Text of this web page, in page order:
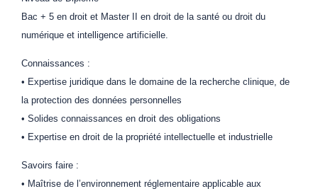
Bac + 5 en droit et Master II en droit de la santé ou droit du
numérique et intelligence artificielle.
Connaissances :
• Expertise juridique dans le domaine de la recherche clinique, de
la protection des données personnelles
• Solides connaissances en droit des obligations
• Expertise en droit de la propriété intellectuelle et industrielle
Savoirs faire :
• Maîtrise de l’environnement réglementaire applicable aux